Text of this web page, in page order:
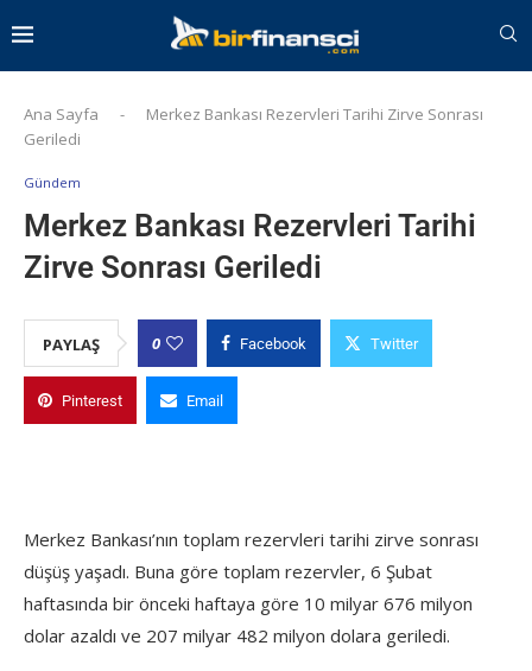
Ana Sayfa -
Merkez Bankası Rezervleri Tarihi Zirve Sonrası
Geriledi
Gündem
Merkez Bankası Rezervleri Tarihi
Zirve Sonrası Geriledi
PAYLAŞ 0 Facebook Twitter
Pinterest Email
Merkez Bankası’nın toplam rezervleri tarihi zirve sonrası
düşüş yaşadı. Buna göre toplam rezervler, 6 Şubat
haftasında bir önceki haftaya göre 10 milyar 676 milyon
dolar azaldı ve 207 milyar 482 milyon dolara geriledi.